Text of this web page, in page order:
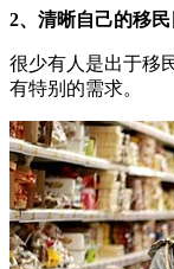
2、清晰自己的移
很少有人是出于移
有特别的需求。